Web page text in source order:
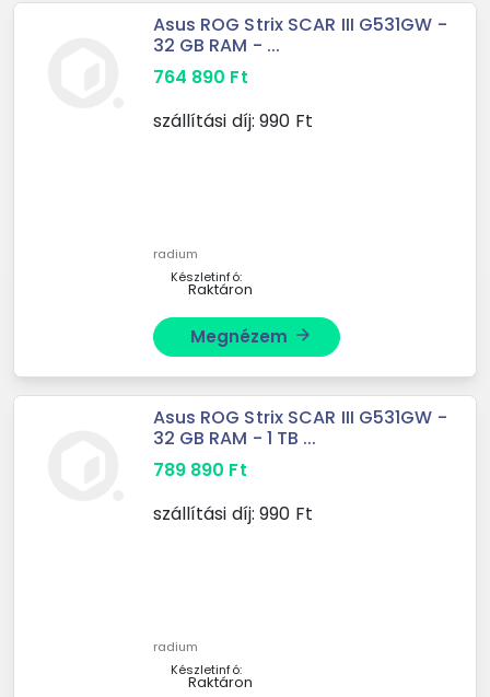
Asus ROG Strix SCAR III G531GW -
32 GB RAM - ...
764 890 Ft
szállítási díj: 990 Ft
radium
Készletinfó:
Raktáron
Megnézem arrow_forward
Asus ROG Strix SCAR III G531GW -
32 GB RAM - 1 TB ...
789 890 Ft
szállítási díj: 990 Ft
radium
Készletinfó:
Raktáron